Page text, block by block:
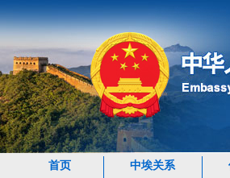
首页 中埃关系